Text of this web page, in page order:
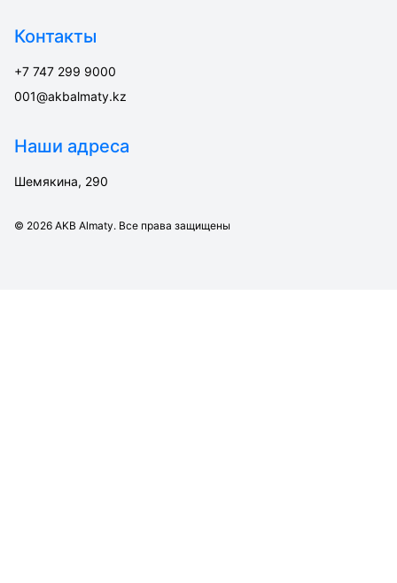
Контакты
+7 747 299 9000
001@akbalmaty.kz
Наши адреса
Шемякина, 290
© 2026 AKB Almaty. Все права защищены